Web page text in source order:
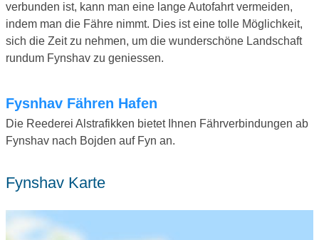
verbunden ist, kann man eine lange Autofahrt vermeiden,
indem man die Fähre nimmt. Dies ist eine tolle Möglichkeit,
sich die Zeit zu nehmen, um die wunderschöne Landschaft
rundum Fynshav zu geniessen.
Fysnhav Fähren Hafen
Die Reederei Alstrafikken bietet Ihnen Fährverbindungen ab
Fynshav nach Bojden auf Fyn an.
Fynshav Karte